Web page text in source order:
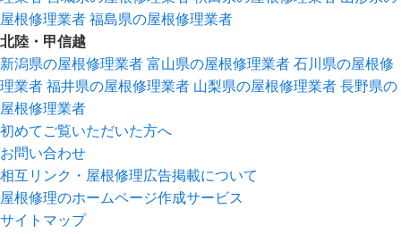
屋根修理業者 福島県の屋根修理業者
北陸・甲信越
新潟県の屋根修理業者 富山県の屋根修理業者 石川県の屋根修
理業者 福井県の屋根修理業者 山梨県の屋根修理業者 長野県の
屋根修理業者
初めてご覧いただいた方へ
お問い合わせ
相互リンク・屋根修理広告掲載について
屋根修理のホームページ作成サービス
サイトマップ